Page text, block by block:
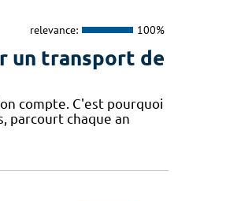
relevance: 100%
un transport de
compte. C'est pourquoi
parcourt chaque an